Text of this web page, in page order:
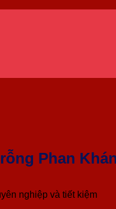
Phan
nghiệp và tiết kiệm